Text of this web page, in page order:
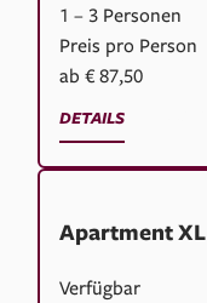
1 – 3 Personen
Preis pro Person
ab € 87,50
DETAILS
Apartment XL
Verfügbar